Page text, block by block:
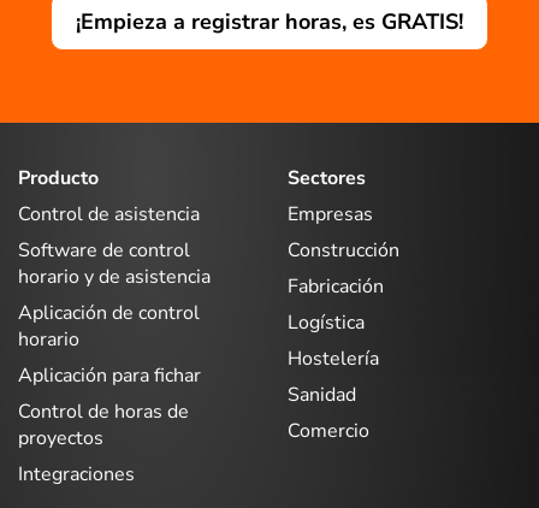
¡Empieza a registrar horas, es GRATIS!
Producto
Control de asistencia
Software de control
horario y de asistencia
Aplicación de control
horario
Aplicación para fichar
Control de horas de
proyectos
Integraciones
Sectores
Empresas
Construcción
Fabricación
Logística
Hostelería
Sanidad
Comercio